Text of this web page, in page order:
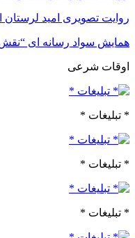
روایت تصویری امید
همایش سواد رسانه ای
اوقات شرعی
* تبلیغات *
* تبلیغات *
* تبلیغات *